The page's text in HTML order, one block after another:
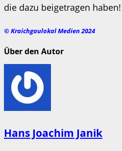
die dazu beigetragen haben!
© Kraichgaulokal Medien 2024
Über den Autor
Hans Joachim Janik